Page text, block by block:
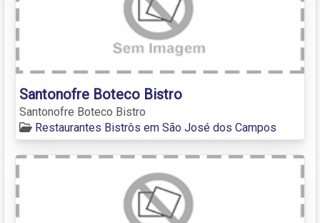
Santonofre Boteco Bistro
Santonofre Boteco Bistro
Restaurantes Bistrôs em São José dos Campos